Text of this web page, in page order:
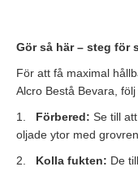
Gör så här – steg för
För att få maximal
Alcro Bestå Bevara,
1. Förbered: Se till
oljade ytor med
2. Kolla fukten: De